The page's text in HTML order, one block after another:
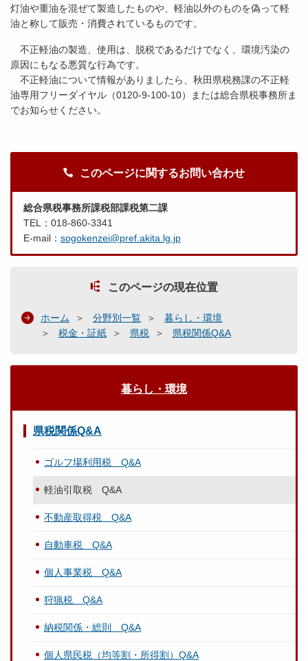
灯油や重油を混ぜて製造したものや、軽油以外のものを偽って軽
油と称して販売・消費されているものです。
不正軽油の製造、使用は、脱税であるだけでなく、環境汚染の
原因にもなる悪質な行為です。
不正軽油について情報がありましたら、秋田県税務課の不正軽
油専用フリーダイヤル（0120-9-100-10）または総合県税事務所ま
でお知らせください。
このページに関するお問い合わせ
総合県税事務所課税部課税第二課
TEL：018-860-3341
E-mail： sogokenzei@pref.akita.lg.jp
このページの現在位置
ホーム 分野別一覧
暮らし・環境
税金・証紙
県税 県税関係Q&A
暮らし・環境
県税関係Q&A
ゴルフ場利用税 Q&A
軽油引取税 Q&A
不動産取得税 Q&A
自動車税 Q&A
個人事業税 Q&A
狩猟税 Q&A
納税関係・総則 Q&A
個人県民税（均等割・所得割）Q&A